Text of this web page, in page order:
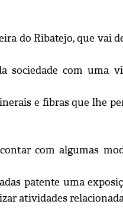
do Ribatejo, que vai
sociedade com uma
e fibras que lhe
com algumas
patente uma
atividades